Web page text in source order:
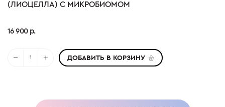
(ЛИОЦЕЛЛА) С МИКРОБИОМОМ
16 900 р.
ДОБАВИТЬ В КОРЗИНУ